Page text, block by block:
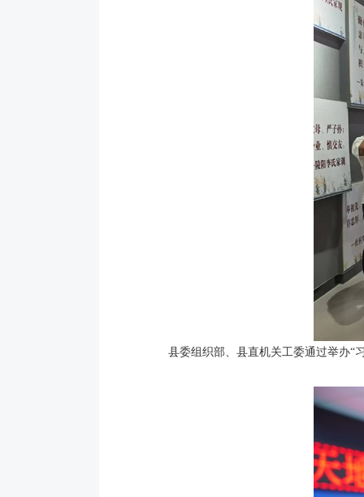
县委组织部、县直机关工委通过举办“